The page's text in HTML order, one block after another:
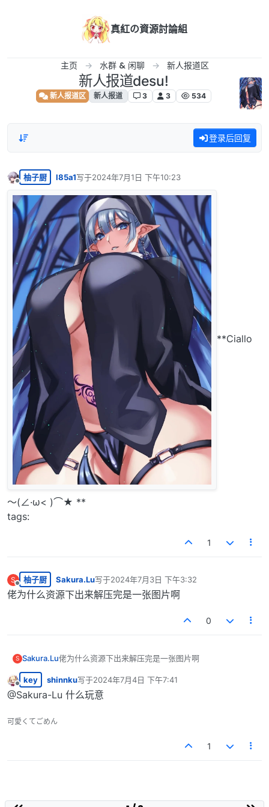
真紅の資源討論組
主页 水群 & 闲聊 新人报道区
新人报道desu!
新人报道区 新人报道 3 3 534
登录后回复
离线
柚子厨 l85a1写于2024年7月1日 下午10:23
最后由 编辑
**Ciallo
～(∠·ω< )⌒★ **
tags:
1
S
离线
柚子厨 Sakura.Lu写于2024年7月3日 下午3:32
最后由 编辑
佬为什么资源下出来解压完是一张图片啊
0
S Sakura.Lu佬为什么资源下出来解压完是一张图片啊
离线
key shinnku写于2024年7月4日 下午7:41
最后由 编辑
@Sakura-Lu 什么玩意
可愛くてごめん
1